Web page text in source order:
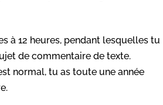
à 12 heures, pendant lesquelles tu
de commentaire de texte.
normal, tu as toute une année